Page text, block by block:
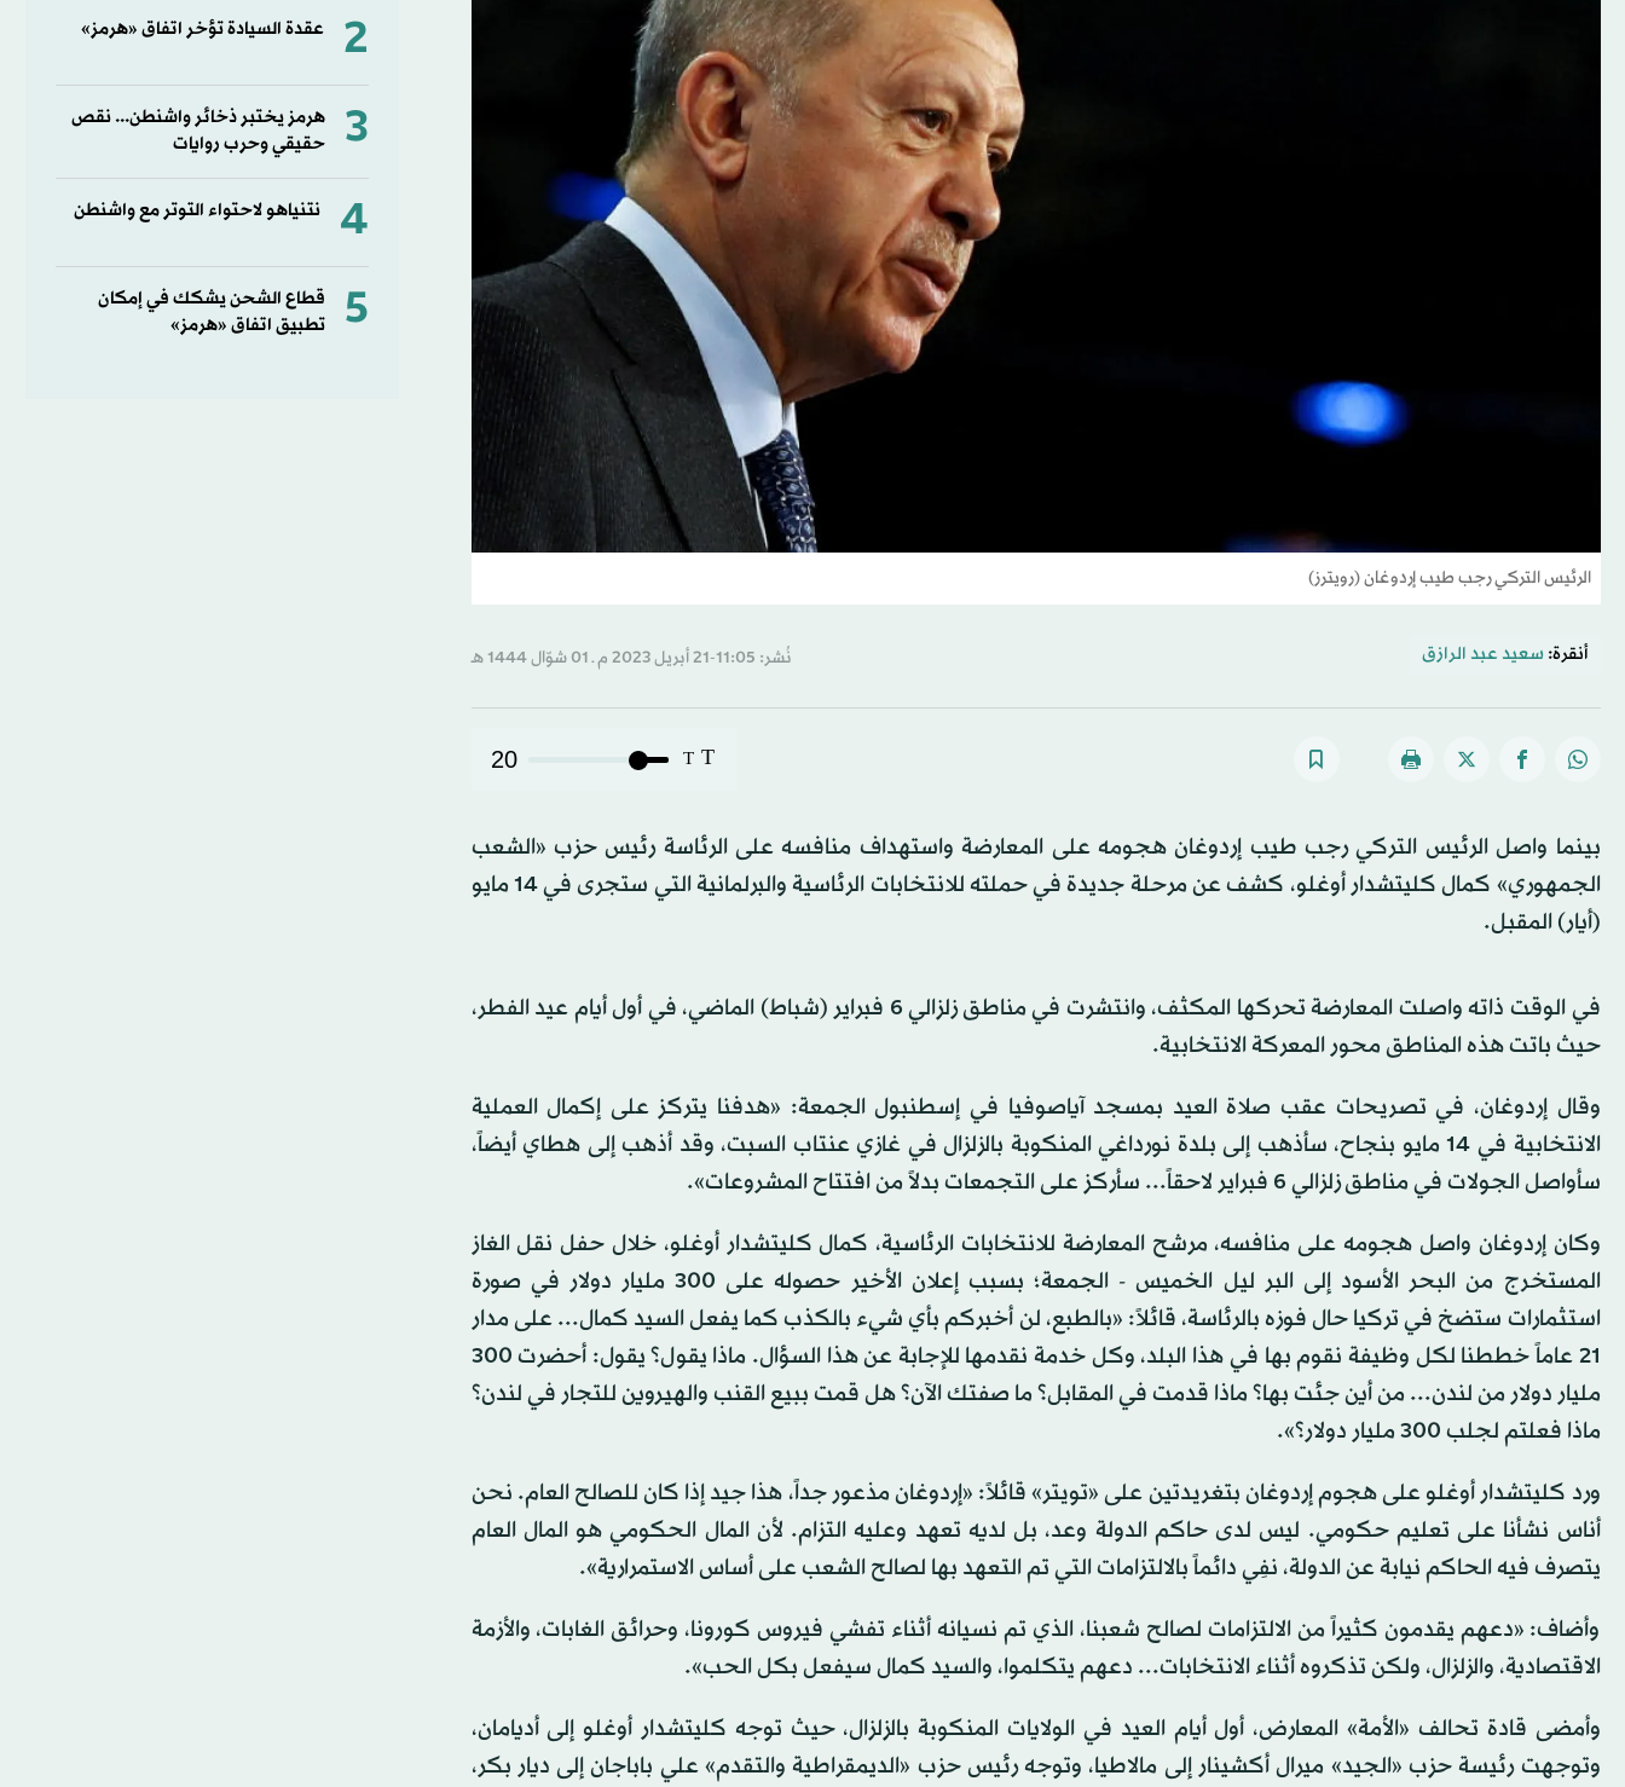
الرئيس التركي رجب طيب إردوغان (رويترز)
أنقرة: سعيد عبد الرازق نُشر: 11:05-21 أبريل 2023 م ـ 01 شوّال 1444 هـ
T
T
20
بينما واصل الرئيس التركي رجب طيب إردوغان هجومه على المعارضة واستهداف منافسه على الرئاسة رئيس حزب «الشعب
الجمهوري» كمال كليتشدار أوغلو، كشف عن مرحلة جديدة في حملته للانتخابات الرئاسية والبرلمانية التي ستجرى في 14 مايو
(أيار) المقبل.
في الوقت ذاته واصلت المعارضة تحركها المكثف، وانتشرت في مناطق زلزالي 6 فبراير (شباط) الماضي، في أول أيام عيد الفطر،
حيث باتت هذه المناطق محور المعركة الانتخابية.
وقال إردوغان، في تصريحات عقب صلاة العيد بمسجد آياصوفيا في إسطنبول الجمعة: «هدفنا يتركز على إكمال العملية
الانتخابية في 14 مايو بنجاح، سأذهب إلى بلدة نورداغي المنكوبة بالزلزال في غازي عنتاب السبت، وقد أذهب إلى هطاي أيضاً،
سأواصل الجولات في مناطق زلزالي 6 فبراير لاحقاً... سأركز على التجمعات بدلاً من افتتاح المشروعات».
وكان إردوغان واصل هجومه على منافسه، مرشح المعارضة للانتخابات الرئاسية، كمال كليتشدار أوغلو، خلال حفل نقل الغاز
المستخرج من البحر الأسود إلى البر ليل الخميس - الجمعة؛ بسبب إعلان الأخير حصوله على 300 مليار دولار في صورة
استثمارات ستضخ في تركيا حال فوزه بالرئاسة، قائلاً: «بالطبع، لن أخبركم بأي شيء بالكذب كما يفعل السيد كمال... على مدار
21 عاماً خططنا لكل وظيفة نقوم بها في هذا البلد، وكل خدمة نقدمها للإجابة عن هذا السؤال. ماذا يقول؟ يقول: أحضرت 300
مليار دولار من لندن... من أين جئت بها؟ ماذا قدمت في المقابل؟ ما صفتك الآن؟ هل قمت ببيع القنب والهيروين للتجار في لندن؟
ماذا فعلتم لجلب 300 مليار دولار؟».
ورد كليتشدار أوغلو على هجوم إردوغان بتغريدتين على «تويتر» قائلاً: «إردوغان مذعور جداً، هذا جيد إذا كان للصالح العام. نحن
أناس نشأنا على تعليم حكومي. ليس لدى حاكم الدولة وعد، بل لديه تعهد وعليه التزام. لأن المال الحكومي هو المال العام
يتصرف فيه الحاكم نيابة عن الدولة، نفِي دائماً بالالتزامات التي تم التعهد بها لصالح الشعب على أساس الاستمرارية».
وأضاف: «دعهم يقدمون كثيراً من الالتزامات لصالح شعبنا، الذي تم نسيانه أثناء تفشي فيروس كورونا، وحرائق الغابات، والأزمة
الاقتصادية، والزلزال، ولكن تذكروه أثناء الانتخابات... دعهم يتكلموا، والسيد كمال سيفعل بكل الحب».
وأمضى قادة تحالف «الأمة» المعارض، أول أيام العيد في الولايات المنكوبة بالزلزال، حيث توجه كليتشدار أوغلو إلى أديامان،
وتوجهت رئيسة حزب «الجيد» ميرال أكشينار إلى مالاطيا، وتوجه رئيس حزب «الديمقراطية والتقدم» علي باباجان إلى ديار بكر،
2 عقدة السيادة تؤخر اتفاق «هرمز»
3
هرمز يختبر ذخائر واشنطن... نقص
حقيقي وحرب روايات
4 نتنياهو لاحتواء التوتر مع واشنطن
5
قطاع الشحن يشكك في إمكان
تطبيق اتفاق «هرمز»